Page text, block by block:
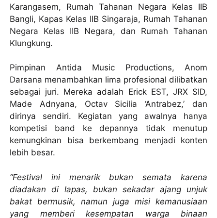
Karangasem, Rumah Tahanan Negara Kelas IIB
Bangli, Kapas Kelas IIB Singaraja, Rumah Tahanan
Negara Kelas IIB Negara, dan Rumah Tahanan
Klungkung.
Pimpinan Antida Music Productions, Anom
Darsana menambahkan lima profesional dilibatkan
sebagai juri. Mereka adalah Erick EST, JRX SID,
Made Adnyana, Octav Sicilia ‘Antrabez,’ dan
dirinya sendiri. Kegiatan yang awalnya hanya
kompetisi band ke depannya tidak menutup
kemungkinan bisa berkembang menjadi konten
lebih besar.
“Festival ini menarik bukan semata karena
diadakan di lapas, bukan sekadar ajang unjuk
bakat bermusik, namun juga misi kemanusiaan
yang memberi kesempatan warga binaan